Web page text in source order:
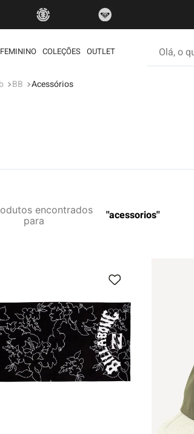
Brasil nas compras acima de R$ 499 | Consulte as Regras
FEMININO COLEÇÕES OUTLET
BB Acessórios
acessorios